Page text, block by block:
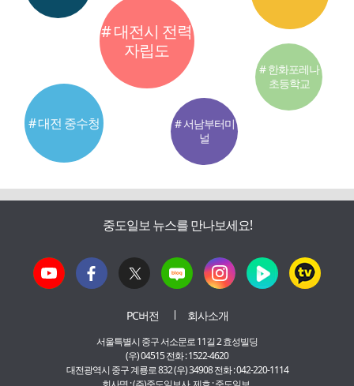
# 대전시 전력
자립도
# 대전 중수청
# 서남부터미
널
# 한화포레나
초등학교
중도일보 뉴스를 만나보세요!
PC버전 회사소개
서울특별시 중구 서소문로 11길 2 효성빌딩
(우) 04515 전화 : 1522-4620
대전광역시 중구 계룡로 832 (우) 34908 전화 : 042-220-1114